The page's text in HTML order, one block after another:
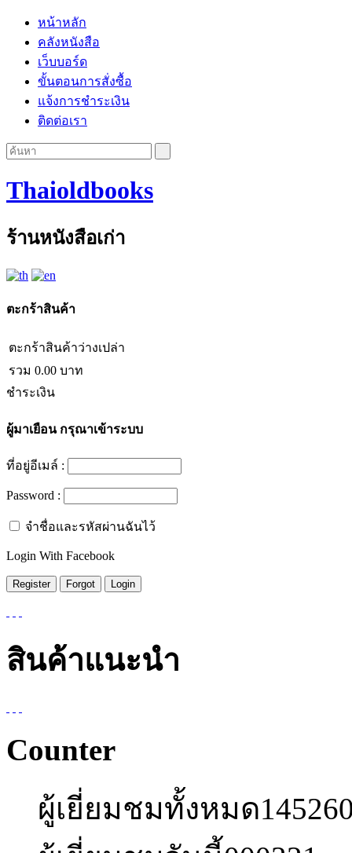
หน้าหลัก
คลังหนังสือ
เว็บบอร์ด
ขั้นตอนการสั่งซื้อ
แจ้งการชำระเงิน
ติดต่อเรา
Thaioldbooks
ร้านหนังสือเก่า
ตะกร้าสินค้า
ตะกร้าสินค้าว่างเปล่า
รวม 0.00 บาท
ชำระเงิน
ผู้มาเยือนกรุณาเข้าระบบ
ที่อยู่อีเมล์ :
Password :
จำชื่อและรหัสผ่านฉันไว้
Login With Facebook
สินค้าแนะนำ
Counter
ผู้เยี่ยมชมทั้งหมด